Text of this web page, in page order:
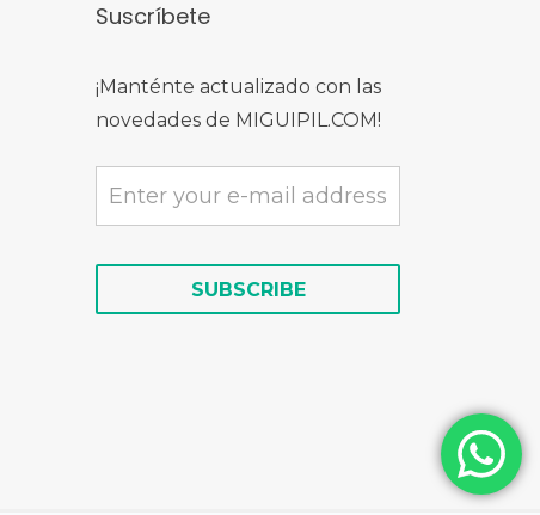
Suscríbete
¡Manténte actualizado con las
novedades de MIGUIPIL.COM!